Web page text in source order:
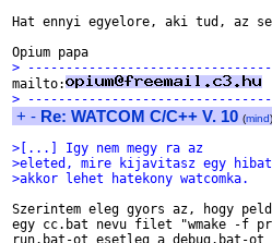
Hat ennyi egyelore, aki tud, az
>
mailto:
>
+ - Re: WATCOM C/C++ V. 10 (mind)
>[...] Igy nem megy ra az
>eleted, mire kijavitasz egy hibat
>akkor lehet hatekony watcomka.
Szerintem eleg gyors az, hogy
egy cc.bat nevu filet "wmake -f
run.bat-ot esetleg a debug.bat-